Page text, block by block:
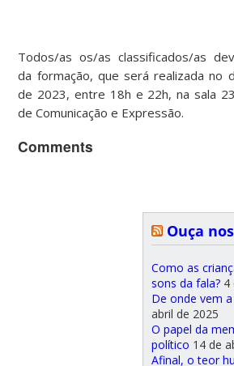
Todos/as os/as classificados/as
da formação, que será realizada no
de 2023, entre 18h e 22h, na sala
de Comunicação e Expressão.
Comments
Ouça
Como as
sons da fala? 4
De onde vem
abril de 2025
O papel da
político 14 de
Afinal, o teor